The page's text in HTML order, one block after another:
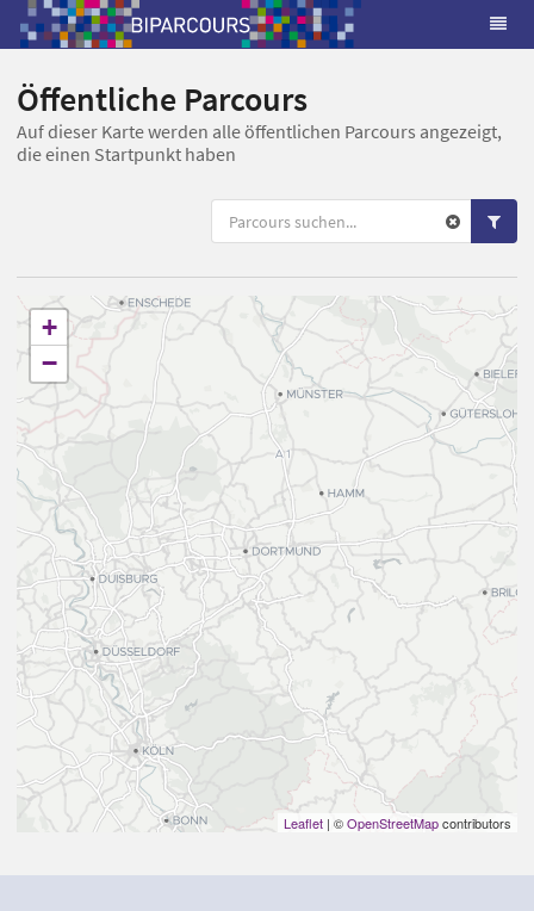
Öffentliche Parcours
Auf dieser Karte werden alle öffentlichen Parcours angezeigt,
die einen Startpunkt haben
+
−
Leaflet | ©OpenStreetMapcontributors